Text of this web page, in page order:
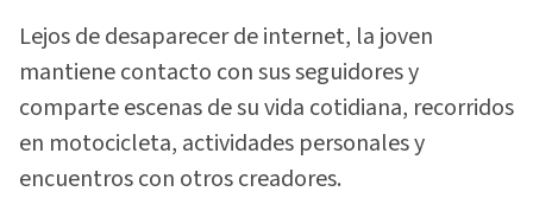
Lejos de desaparecer de internet, la joven
mantiene contacto con sus seguidores y
comparte escenas de su vida cotidiana, recorridos
en motocicleta, actividades personales y
encuentros con otros creadores.